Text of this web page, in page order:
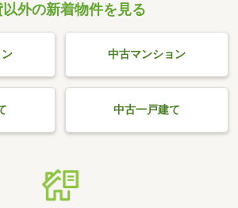
外の新着物件を見る
中古マンション
中古一戸建て